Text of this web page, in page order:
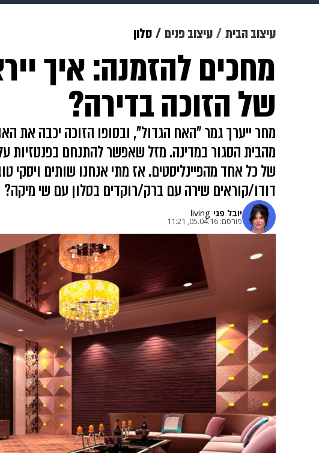
צבא וביטחון makoZ
ויוה משפט תשעה חודשים מתכונים
עיצוב הבית עיצוב פנים סלון
מחכים להזמנה: איך
של הזוכה בדירה?
מחר ייערך גמר "האח הגדול", ובסופו הזוכה יכבה את
מהבית הסגור במדינה. מזל שאפשר להתנחם בפנטזיות
של כל אחד מהפיינליסטים. אז מתי אנחנו שותים ויסקי
דודו/קוראים שירה עם ברק/רוקדים בסלון עם שי מיקה?
יובל פגי living
פורסם: 05.04.16, 11:21